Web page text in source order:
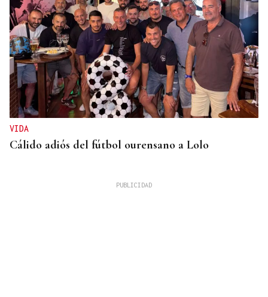
VIDA
Cálido adiós del fútbol ourensano a Lolo